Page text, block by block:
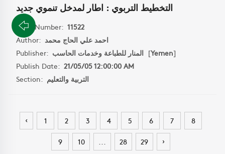
التخطيط التربوي : اطار لمدخل تنموي جديد
Book Number: 11522
Author: احمد علي الحاج محمد
Publisher: المنار للطباعة وخدمات الحاسب [Yemen]
Publish Date: 21/05/05 12:00:00 AM
Section: التربية والتعليم
‹ 1 2 3 4 5 6 7 8
9 10 ... 28 29 ›